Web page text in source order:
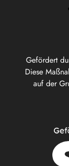
Gefördert
Diese
auf der